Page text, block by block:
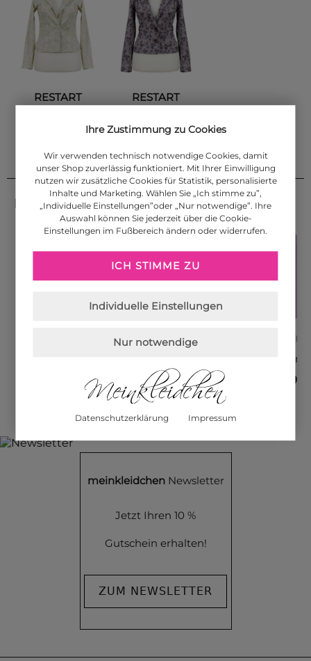
RESTART
RESTART
74,90 €
DAS KÖNNTE IHNEN AUCH GEFALLEN
Leinenrock Stufenoptik, weiß
Made in Italy
74,90 €
Made in
59,90 €
meinkleidchenNewsletter
Jetzt Ihren 10 %
Gutschein erhalten!
ZUM NEWSLETTER
Ihre Zustimmung zu Cookies
Wir verwenden technisch notwendige Cookies, damit
unser Shop zuverlässig funktioniert. Mit Ihrer Einwilligung
nutzen wir zusätzliche Cookies für Statistik, personalisierte
Inhalte und Marketing. Wählen Sie „Ich stimme zu”,
„Individuelle Einstellungen”oder „Nur notwendige”. Ihre
Auswahl können Sie jederzeit über die Cookie-
Einstellungen im Fußbereich ändern oder widerrufen.
ICH STIMME ZU
Individuelle Einstellungen
Nur notwendige
Datenschutzerklärung Impressum